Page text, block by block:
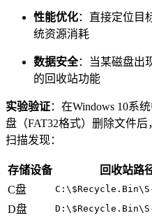
性能优化：直接定位目
统资源消耗
数据安全：当某磁盘出
的回收站功能
实验验证：在Windows 10系
盘（FAT32格式）删除文件后
扫描发现：
存储设备 回收站路
C盘
D盘